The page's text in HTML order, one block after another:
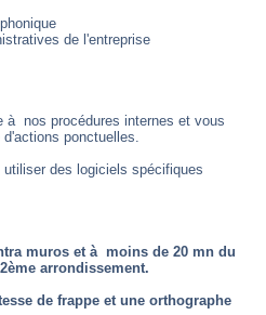
de l'entreprise
à nos procédures internes et vous
ponctuelles.
des logiciels spécifiques
muros et à moins de 20 mn du
arrondissement.
de frappe et une orthographe